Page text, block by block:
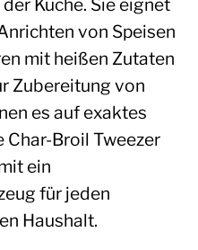
Küche. Sie eignet
von Speisen
mit heißen Zutaten
Zubereitung von
es auf exaktes
Char-Broil Tweezer
ein
für jeden
Haushalt.